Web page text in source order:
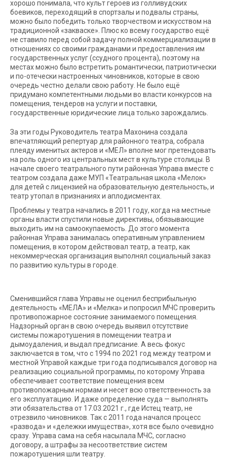
хорошо понимала, что культ героев из голливудских
боевиков, переходящий в спортзалы и подвалы страны,
можно было победить только творчеством и искусством на
традиционной «закваске». Плюс ко всему государство ещё
не ставило перед собой задачу полной коммерциализации в
отношениях со своими гражданами и предоставления им
государственных услуг (ссудного процента), поэтому на
местах можно было встретить романтически, патриотически
и по-отечески настроенных чиновников, которые в свою
очередь честно делали свою работу. Не было ещё
придумано компетентными людьми во власти конкурсов на
помещения, тендеров на услуги и поставки,
государственные юридические лица только зарождались.
За эти годы Руководитель театра Махонина создала
впечатляющий репертуар для районного театра, собрала
плеяду именитых актеров и «МЕЛ» вполне мог претендовать
на роль одного из центральных мест в культуре столицы. В
начале своего театрального пути районная Управа вместе с
театром создала даже МУП «Театральная школа «Мелок»
для детей с лицензией на образовательную деятельность, и
театр утопал в признаниях и аплодисментах.
Проблемы у театра начались в 2011 году, когда на местные
органы власти спустили новые директивы, обязывающие
выходить им на самоокупаемость. До этого момента
районная Управа занималась оперативным управлением
помещения, в котором действовал театр, а театр, как
некоммерческая организация выполнял социальный заказ
по развитию культуры в городе.
Сменившийся глава Управы не оценил бесприбыльную
деятельность «МЕЛА» и «Мелка» и попросил МЧС проверить
противопожарное состояние занимаемого помещения.
Надзорный орган в свою очередь выявил отсутствие
системы пожаротушения в помещении театра и
дымоудаления, и выдал предписание. А весь фокус
заключается в том, что с 1994 по 2021 год между театром и
местной Управой каждые три года подписывался договор на
реализацию социальной программы, по которому Управа
обеспечивает соответствие помещения всем
противопожарным нормам и несет всю ответственность за
его эксплуатацию. И даже определение суда — выполнять
эти обязательства от 17.03.2021 г., где Истец театр, не
отрезвило чиновников. Так с 2011 года начался процесс
«развода» и «дележки имущества», хотя все было очевидно
сразу. Управа сама на себя насылала МЧС, согласно
договору, а штрафы за несоответствие систем
пожаротушения шли театру.